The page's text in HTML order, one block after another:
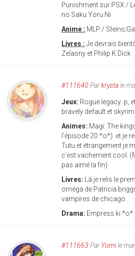
Punishment sur PSX /
no Saku Yoru Ni
Anime : MLP /
Livres : Je devrais
Zelasny et Philip K.Dick
#111640 Parkrystale
Jeux: Rogue legacy :p,
bravely default et skyrim.
Animes: Magi: The
l'épisode 20 *o*) et je
Tutu et étrangement je
c'est vachement cool.
pas aimé la fin)
Livres: Là je relis le
oméga de Patricia
vampires de chicago.
Drama: Empress ki *o* .
#111663 Par Yomile